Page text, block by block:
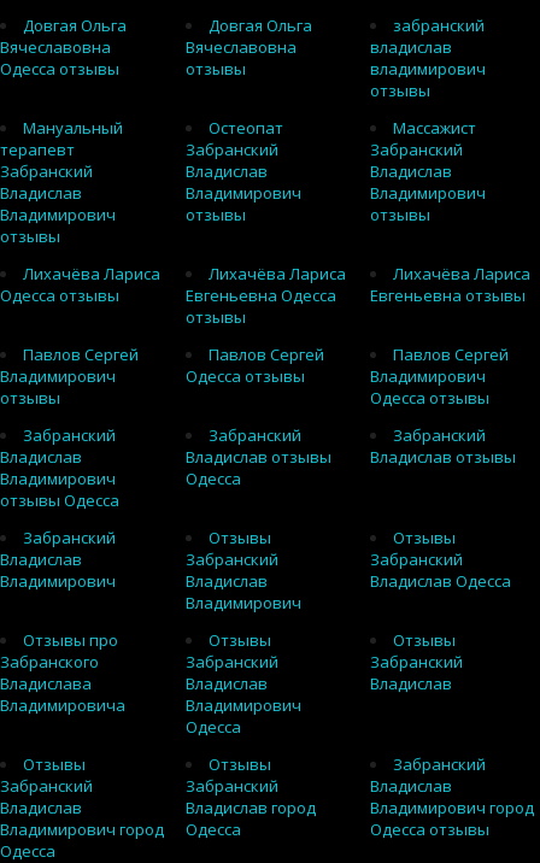
Довгая Ольга
Вячеславовна
Одесса отзывы
Довгая Ольга
Вячеславовна
отзывы
забранский
владислав
владимирович
отзывы
Мануальный
терапевт
Забранский
Владислав
Владимирович
отзывы
Остеопат
Забранский
Владислав
Владимирович
отзывы
Массажист
Забранский
Владислав
Владимирович
отзывы
Лихачёва Лариса
Одесса отзывы
Лихачёва Лариса
Евгеньевна Одесса
отзывы
Лихачёва Лариса
Евгеньевна отзывы
Павлов Сергей
Владимирович
отзывы
Павлов Сергей
Одесса отзывы
Павлов Сергей
Владимирович
Одесса отзывы
Забранский
Владислав
Владимирович
отзывы Одесса
Забранский
Владислав отзывы
Одесса
Забранский
Владислав отзывы
Забранский
Владислав
Владимирович
Отзывы
Забранский
Владислав
Владимирович
Отзывы
Забранский
Владислав Одесса
Отзывы про
Забранского
Владислава
Владимировича
Отзывы
Забранский
Владислав
Владимирович
Одесса
Отзывы
Забранский
Владислав
Отзывы
Забранский
Владислав
Владимирович город
Одесса
Отзывы
Забранский
Владислав город
Одесса
Забранский
Владислав
Владимирович город
Одесса отзывы